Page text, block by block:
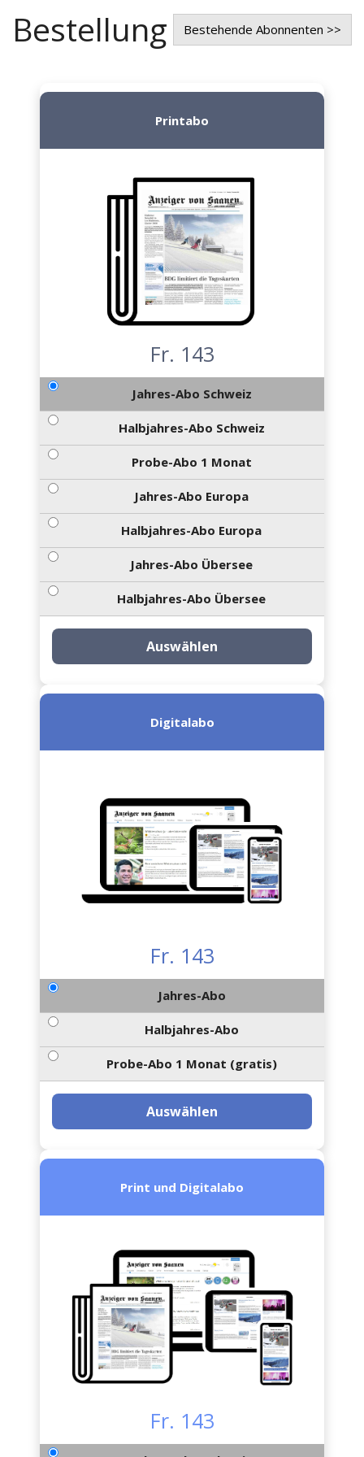
Bestellung Bestehende Abonnenten >>
Printabo
Fr. 143
Jahres-Abo Schweiz
Halbjahres-Abo Schweiz
Probe-Abo 1 Monat
Jahres-Abo Europa
Halbjahres-Abo Europa
Jahres-Abo Übersee
Halbjahres-Abo Übersee
Auswählen
Digitalabo
Fr. 143
Jahres-Abo
Halbjahres-Abo
Probe-Abo 1 Monat (gratis)
Auswählen
Print und Digitalabo
Fr. 143